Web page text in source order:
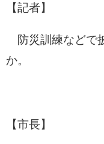
【記者】
防災訓練などで
か。
【市長】